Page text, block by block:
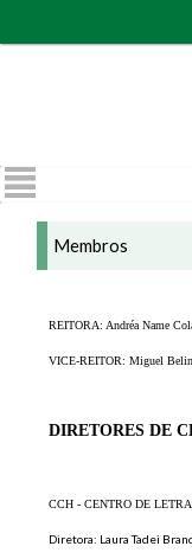
Membros
REITORA: Andréa
VICE-REITOR: Miguel
DIRETORES DE
CCH - CENTRO DE
Diretora: Laura Tadei